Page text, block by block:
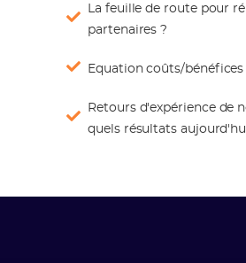
La feuille de route pour
partenaires ?
Equation coûts/bénéfices
Retours d'expérience de
quels résultats